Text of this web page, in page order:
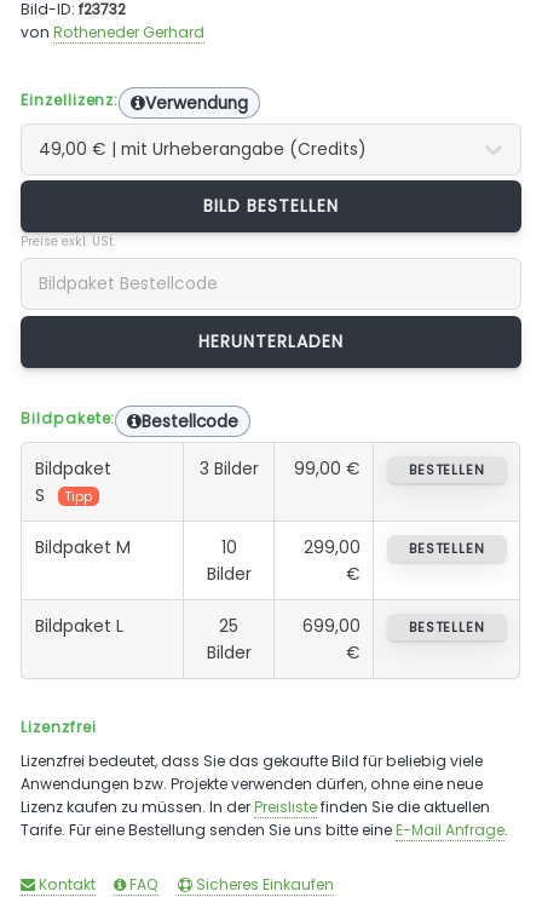
Bild-ID:f23732
vonRotheneder Gerhard
Einzellizenz: Verwendung
BILD BESTELLEN
Preise exkl. USt.
Bildpakete: Bestellcode
Bildpaket
S
Tipp
3 Bilder 99,00 € BESTELLEN
Bildpaket M
10
Bilder
299,00
€
BESTELLEN
Bildpaket L
25
Bilder
699,00
€
BESTELLEN
Lizenzfrei
Lizenzfrei bedeutet, dass Sie das gekaufte Bild für beliebig viele
Anwendungen bzw. Projekte verwenden dürfen, ohne eine neue
Lizenz kaufen zu müssen. In derPreislistefinden Sie die aktuellen
Tarife. Für eine Bestellung senden Sie uns bitte eineE-Mail Anfrage.
Kontakt FAQ Sicheres Einkaufen